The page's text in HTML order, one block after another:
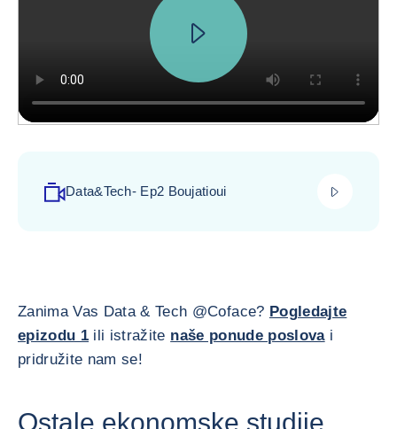
Data&Tech- Ep2 Boujatioui
Zanima Vas Data & Tech @Coface? Pogledajte
epizodu 1 ili istražite naše ponude poslovai
pridružite nam se!
Ostale ekonomske studije